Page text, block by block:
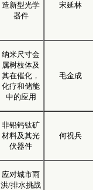
造新型光学
器件
宋延林
纳米尺寸金
属树枝体及
其在催化，
化疗和储能
中的应用
毛金成
非铅钙钛矿
材料及其光
伏器件
何祝兵
应对城市雨
洪/排水挑战